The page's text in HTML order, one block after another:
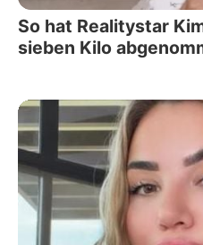
So hat Realitystar
sieben Kilo